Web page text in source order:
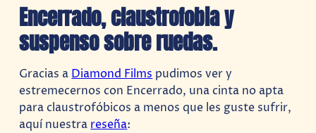
Encerrado, claustrofobia y
suspenso sobre ruedas.
Gracias a Diamond Films pudimos ver y
estremecernos con Encerrado, una cinta no apta
para claustrofóbicos a menos que les guste sufrir,
aquí nuestra reseña: